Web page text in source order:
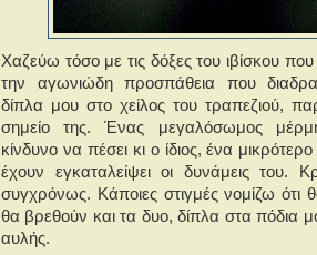
Χαζεύω τόσο με τις δόξες του ιβίσκου
την αγωνιώδη προσπάθεια που
δίπλα μου στο χείλος του τραπεζιού,
σημείο της. Ένας μεγαλόσωμος
κίνδυνο να πέσει κι ο ίδιος, ένα
έχουν εγκαταλείψει οι δυνάμεις του.
συγχρόνως. Κάποιες στιγμές νομίζω ότι
θα βρεθούν και τα δυο, δίπλα στα πόδια
αυλής.